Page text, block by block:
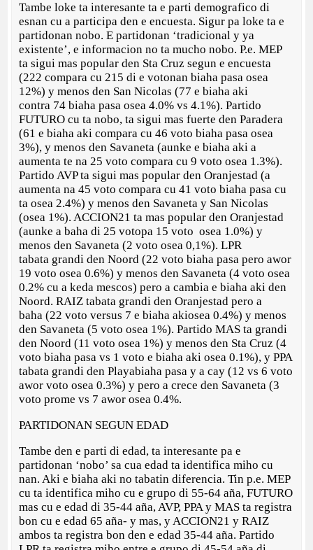
Tambe loke ta interesante ta e parti demografico di
esnan cu a participa den e encuesta. Sigur pa loke ta e
partidonan nobo. E partidonan ‘tradicional y ya
existente’, e informacion no ta mucho nobo. P.e. MEP
ta sigui mas popular den Sta Cruz segun e encuesta
(222 compara cu 215 di e votonan biaha pasa osea
12%) y menos den San Nicolas (77 e biaha aki
contra 74 biaha pasa osea 4.0% vs 4.1%). Partido
FUTURO cu ta nobo, ta sigui mas fuerte den Paradera
(61 e biaha aki compara cu 46 voto biaha pasa osea
3%), y menos den Savaneta (aunke e biaha aki a
aumenta te na 25 voto compara cu 9 voto osea 1.3%).
Partido AVP ta sigui mas popular den Oranjestad (a
aumenta na 45 voto compara cu 41 voto biaha pasa cu
ta osea 2.4%) y menos den Savaneta y San Nicolas
(osea 1%). ACCION21 ta mas popular den Oranjestad
(aunke a baha di 25 votopa 15 voto osea 1.0%) y
menos den Savaneta (2 voto osea 0,1%). LPR
tabata grandi den Noord (22 voto biaha pasa pero awor
19 voto osea 0.6%) y menos den Savaneta (4 voto osea
0.2% cu a keda mescos) pero a cambia e biaha aki den
Noord. RAIZ tabata grandi den Oranjestad pero a
baha (22 voto versus 7 e biaha akiosea 0.4%) y menos
den Savaneta (5 voto osea 1%). Partido MAS ta grandi
den Noord (11 voto osea 1%) y menos den Sta Cruz (4
voto biaha pasa vs 1 voto e biaha aki osea 0.1%), y PPA
tabata grandi den Playabiaha pasa y a cay (12 vs 6 voto
awor voto osea 0.3%) y pero a crece den Savaneta (3
voto prome vs 7 awor osea 0.4%.
PARTIDONAN SEGUN EDAD
Tambe den e parti di edad, ta interesante pa e
partidonan ‘nobo’ sa cua edad ta identifica miho cu
nan. Aki e biaha aki no tabatin diferencia. Tin p.e. MEP
cu ta identifica miho cu e grupo di 55-64 aña, FUTURO
mas cu e edad di 35-44 aña, AVP, PPA y MAS ta registra
bon cu e edad 65 aña- y mas, y ACCION21 y RAIZ
ambos ta registra bon den e edad 35-44 aña. Partido